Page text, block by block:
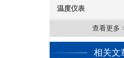
温度仪表
查看更多
相关文